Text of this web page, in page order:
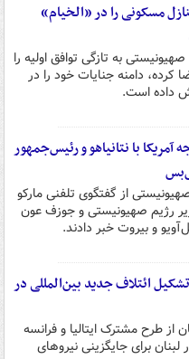
مسکونی را در «الخیام»
به تازگی توافق اولیه را
کرده، دامنه جنایات خود را در
داده است.
آمریکا با نتانیاهو و رئیس‌جمهور
از گفتگوی تلفنی مارکو
رژیم صهیونیستی و جوزف عون
و بیروت خبر دادند.
ائتلاف جدید بین‌المللی در
از طرح مشترک ایتالیا و فرانسه
برای جایگزینی نیروهای